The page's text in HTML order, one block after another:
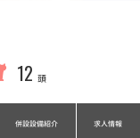
12 頭
併設設備紹介 求人情報